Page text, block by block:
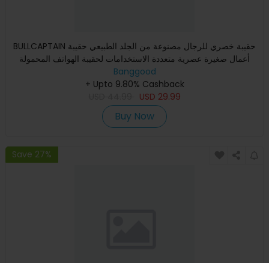
BULLCAPTAIN حقيبة خصري للرجال مصنوعة من الجلد الطبيعي حقيبة
أعمال صغيرة عصرية متعددة الاستخدامات لحقيبة الهواتف المحمولة
Banggood
+ Upto 9.80% Cashback
USD 29.99
Buy Now
Save 27%